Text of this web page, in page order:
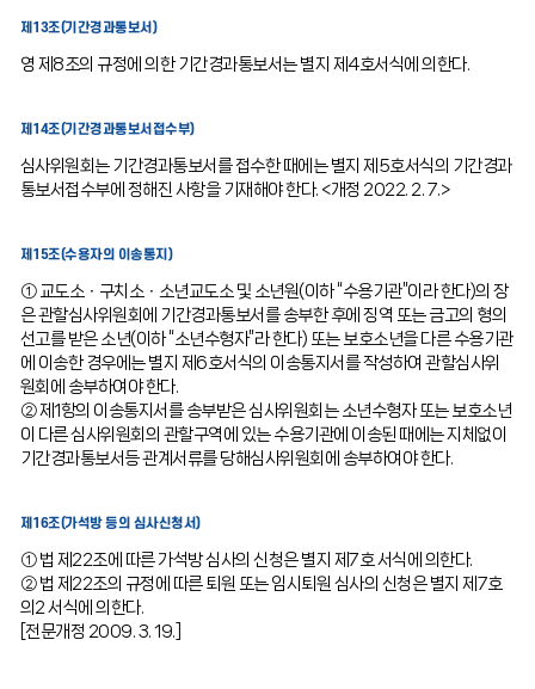
제13조(기간경과통보서)
영 제8조의 규정에 의한 기간경과통보서는 별지 제4호서식에 의한다.
제14조(기간경과통보서접수부)
심사위원회는 기간경과통보서를 접수한 때에는 별지 제5호서식의 기간경과
통보서접수부에 정해진 사항을 기재해야 한다. <개정 2022. 2. 7.>
제15조(수용자의 이송통지)
① 교도소ㆍ구치소ㆍ소년교도소 및 소년원(이하 “수용기관”이라 한다)의 장
은 관할심사위원회에 기간경과통보서를 송부한 후에 징역 또는 금고의 형의
선고를 받은 소년(이하 “소년수형자”라 한다) 또는 보호소년을 다른 수용기관
에 이송한 경우에는 별지 제6호서식의 이송통지서를 작성하여 관할심사위
원회에 송부하여야 한다.
② 제1항의 이송통지서를 송부받은 심사위원회는 소년수형자 또는 보호소년
이 다른 심사위원회의 관할구역에 있는 수용기관에 이송된 때에는 지체없이
기간경과통보서등 관계서류를 당해심사위원회에 송부하여야 한다.
제16조(가석방 등의 심사신청서)
① 법 제22조에 따른 가석방 심사의 신청은 별지 제7호 서식에 의한다.
② 법 제22조의 규정에 따른 퇴원 또는 임시퇴원 심사의 신청은 별지 제7호
의2 서식에 의한다.
[전문개정 2009. 3. 19.]